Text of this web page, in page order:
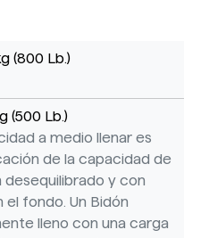
(800 Lb.)
(500 Lb.)
a medio llenar es
de la capacidad de
desequilibrado y con
el fondo. Un Bidón
lleno con una carga